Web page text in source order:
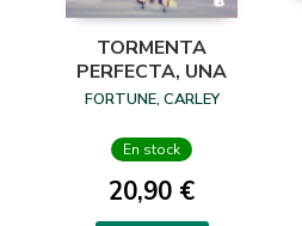
TORMENTA
PERFECTA, UNA
FORTUNE, CARLEY
En stock
20,90 €